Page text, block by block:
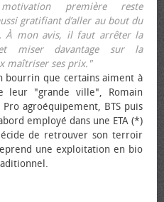
première reste
gratifiant d’aller au bout du
À mon avis, il faut arrêter la
miser davantage sur la
maîtriser ses prix."
bourrin que certains aiment à
leur "grande ville", Romain
agroéquipement, BTS puis
employé dans une ETA (*)
de retrouver son terroir
une exploitation en bio